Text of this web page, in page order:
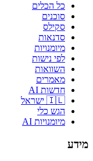
כל הכלים
סוכנים
סקילס
סדנאות
מיומנויות
לפי נישות
השוואות
מאמרים
חדשות AI
🇮🇱 ישראל
הגש כלי
מיומנויות AI
מידע